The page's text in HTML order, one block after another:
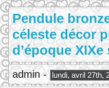
Pendule
céleste décor
d’époque XIXe
admin - lundi, avril 27th,